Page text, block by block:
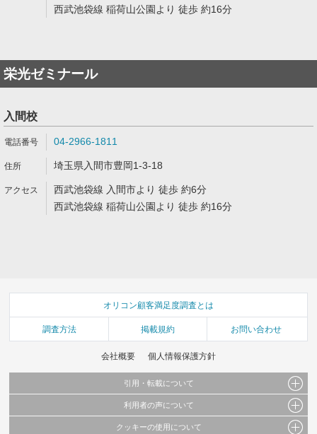
西武池袋線 稲荷山公園より 徒歩 約16分
栄光ゼミナール
入間校
04-2966-1811
埼玉県入間市豊岡1-3-18
西武池袋線 入間市より 徒歩 約6分
西武池袋線 稲荷山公園より 徒歩 約16分
オリコン顧客満足度調査とは
調査方法 掲載規約 お問い合わせ
会社概要 個人情報保護方針
引用・転載について
当サイトで公開されている情報（文字、写真、イラスト、画像データ等）及びこれらの配
利用者の声について
当サイトに掲載している内容はすべてサービスの利用者が提出された見解・感想です。
クッキーの使用について